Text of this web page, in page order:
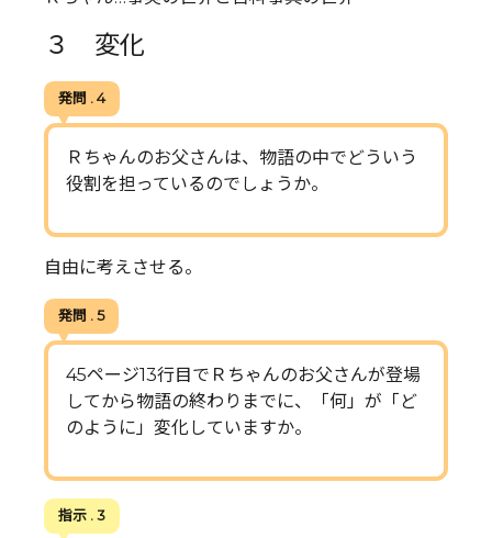
３ 変化
発問 . 4
Ｒちゃんのお父さんは、物語の中でどういう
役割を担っているのでしょうか。
自由に考えさせる。
発問 . 5
45ページ13行目でＲちゃんのお父さんが登場
してから物語の終わりまでに、「何」が「ど
のように」変化していますか。
指示 . 3